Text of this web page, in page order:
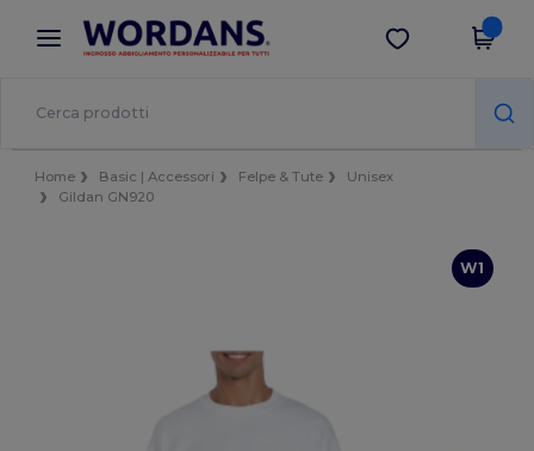
× App Wordans
Prezzi migliori sull'app!
Scarica app
Home Basic | Accessori Felpe & Tute
Unisex
Gildan GN920
W1